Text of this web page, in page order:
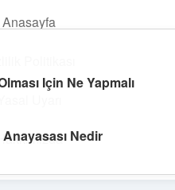
Anasayfa
Esintisi
aydınlat!
Için Ne Yapmalı
Anayasası Nedir